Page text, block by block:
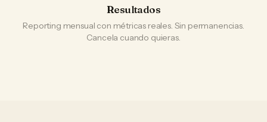
Resultados
Reporting mensual con métricas reales. Sin permanencias.
Cancela cuando quieras.